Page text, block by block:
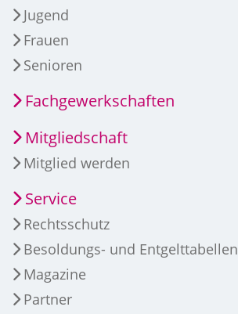
Jugend
Frauen
Senioren
Fachgewerkschaften
Mitgliedschaft
Mitglied werden
Service
Rechtsschutz
Besoldungs- und Entgelttabellen
Magazine
Partner